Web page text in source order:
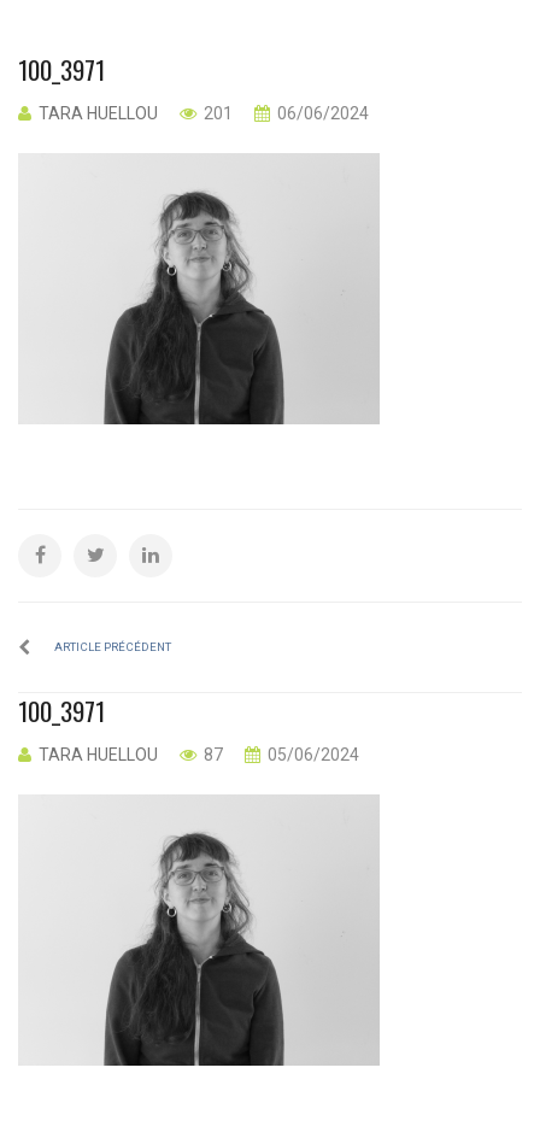
100_3971
TARA HUELLOU 201 06/06/2024
ARTICLE PRÉCÉDENT
100_3971
TARA HUELLOU 87 05/06/2024